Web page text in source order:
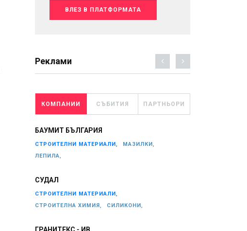
ВЛЕЗ В ПЛАТФОРМАТА
Реклами
КОМПАНИИ СЪБИТИЯ ПАРТНЬОРИ
БАУМИТ БЪЛГАРИЯ
СТРОИТЕЛНИ МАТЕРИАЛИ,
МАЗИЛКИ,
ЛЕПИЛА,
СУДАЛ
СТРОИТЕЛНИ МАТЕРИАЛИ,
СТРОИТЕЛНА ХИМИЯ,
СИЛИКОНИ,